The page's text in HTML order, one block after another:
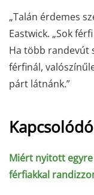
„Talán érdemes
Eastwick. „Sok
Ha több randevút
férfinál,
párt látnánk.”
Miért nyitott
férfiakkal